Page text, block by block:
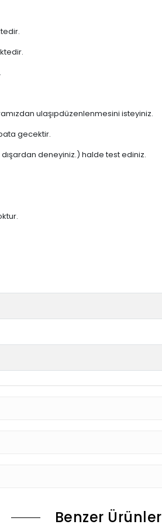
ulaşıpdüzenlenmesini isteyiniz.
gecektir.
dışardan deneyiniz.) halde test ediniz.
Benzer Ürünler